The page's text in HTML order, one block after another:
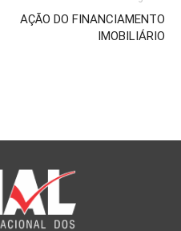
AÇÃO DO FINANCIAMENTO
IMOBILIÁRIO